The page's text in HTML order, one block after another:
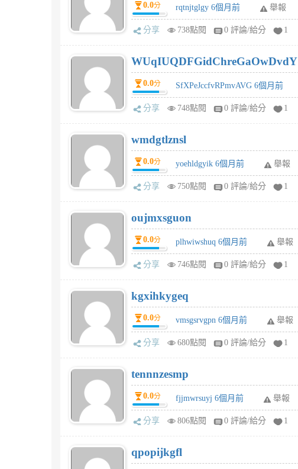
0.0分 rqtnjtglgy 6個月前 舉報
分享 738點閱 0 評論/給分 1
WUqIUQDFGidChreGaOwDvdY
0.0分 SfXPeJccfvRPmvAVG 6個月前
分享 748點閱 0 評論/給分 1
wmdgtlznsl
0.0分 yoehldgyik 6個月前 舉報
分享 750點閱 0 評論/給分 1
oujmxsguon
0.0分 plhwiwshuq 6個月前 舉報
分享 746點閱 0 評論/給分 1
kgxihkygeq
0.0分 vmsgsrvgpn 6個月前 舉報
分享 680點閱 0 評論/給分 1
tennnzesmp
0.0分 fjjmwrsuyj 6個月前 舉報
分享 806點閱 0 評論/給分 1
qpopijkgfl